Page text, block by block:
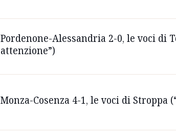
Pordenone-Alessandria 2-0, le voci di
attenzione”)
Monza-Cosenza 4-1, le voci di Stroppa